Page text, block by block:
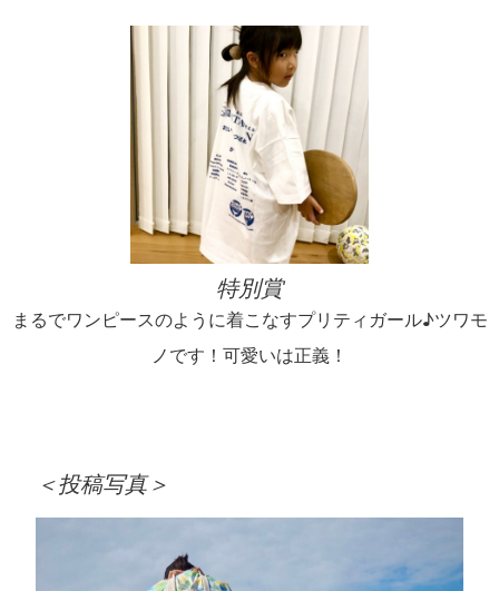
特別賞
まるでワンピースのように着こなすプリティガール♪ツワモ
ノです！可愛いは正義！
＜投稿写真＞